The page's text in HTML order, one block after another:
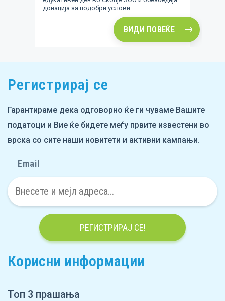
донација за подобри услови...
ВИДИ ПОВЕЌЕ
10
Регистрирај се
Гарантираме дека одговорно ќе ги чуваме Вашите
податоци и Вие ќе бидете меѓу првите известени во
врска со сите наши новитети и активни кампањи.
Email
РЕГИСТРИРАЈ СЕ!
Корисни информации
Топ 3 прашања